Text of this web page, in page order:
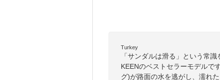
Turkey
「サンダルは滑る」という常
KEENのベストセラーモデルで
グ)が路面の水を逃がし、濡れ